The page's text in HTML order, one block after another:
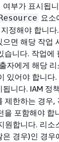
부가 표시됩
요소
정해야 합니
면 해당 작업
습니다. 작업에
자에게 해당
있어야 합니다
니다. IAM 정
제한하는 경우,
을 포함해야 합
원합니다. 리소
경우)인 경우